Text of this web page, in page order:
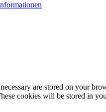
are stored on your
cookies will be stored in